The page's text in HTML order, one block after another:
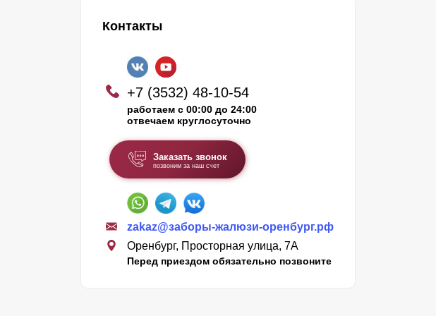
Контакты
+7 (3532) 48-10-54
работаем с 00:00 до 24:00
отвечаем круглосуточно
Заказать звонок
позвоним за наш счет
zakaz@заборы-жалюзи-оренбург.рф
Оренбург, Просторная улица, 7А
Перед приездом обязательно позвоните